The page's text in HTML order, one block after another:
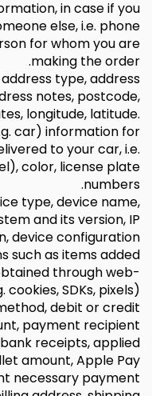
in case if you
else, i.e. phone
for whom you are
making the order.
type, address
notes, postcode,
longitude, latitude.
car) information for
to your car, i.e.
color, license plate
numbers.
type, device name,
and its version, IP
device configuration
such as items added
through web-
SDKs, pixels).
debit or credit
payment recipient
receipts, applied
amount, Apple Pay
necessary payment